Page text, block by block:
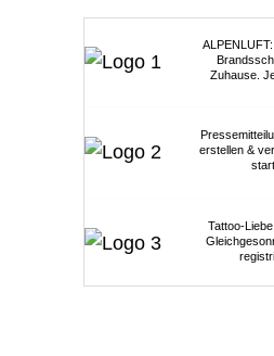
Zuhause.
erstellen &
Tattoo-